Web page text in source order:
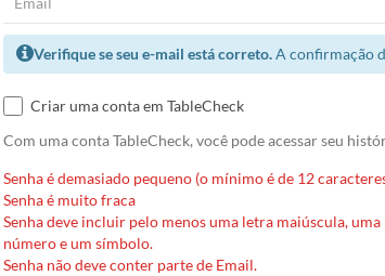
Verifique se seu e-mail está correto.A confirmação
Criar uma conta em TableCheck
Com uma conta TableCheck, você pode acessar seu
Senha é demasiado pequeno (o mínimo é de 12
Senha é muito fraca
Senha deve incluir pelo menos uma letra maiúscula,
número e um símbolo.
Senha não deve conter parte de Email.